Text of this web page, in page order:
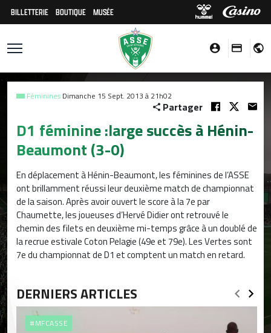
BILLETTERIE BOUTIQUE MUSÉE
Féminines Dimanche 15 Sept. 2013 à 21h02
Partager
D1 féminine :large succès à Hénin-
Beaumont (3-0)
En déplacement à Hénin-Beaumont, les féminines de l’ASSE
ont brillamment réussi leur deuxième match de championnat
de la saison. Après avoir ouvert le score à la 7e par
Chaumette, les joueuses d’Hervé Didier ont retrouvé le
chemin des filets en deuxième mi-temps grâce à un doublé de
la recrue estivale Coton Pelagie (49e et 79e). Les Vertes sont
7e du championnat de D1 et comptent un match en retard.
DERNIERS ARTICLES
#MFCASSE